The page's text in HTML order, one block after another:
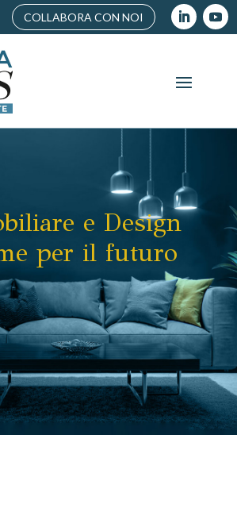
COLLABORA CON NOI
e Design
per il futuro